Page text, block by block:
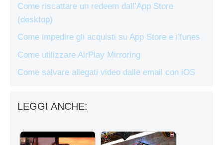
Come riscattare un redeem dall’App Store
(desktop)
Come impedire gli acquisti su App Store e iTunes
Come utilizzare AirPlay Mirroring
Come salvare allegati video dalle email con iOS
LEGGI ANCHE: